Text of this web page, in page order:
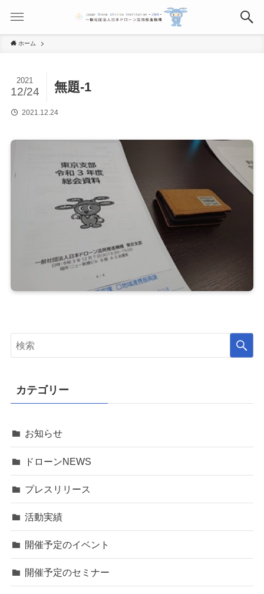
ホーム
無題-1
2021
12/24
2021.12.24
カテゴリー
お知らせ
ドローンNEWS
プレスリリース
活動実績
開催予定のイベント
開催予定のセミナー